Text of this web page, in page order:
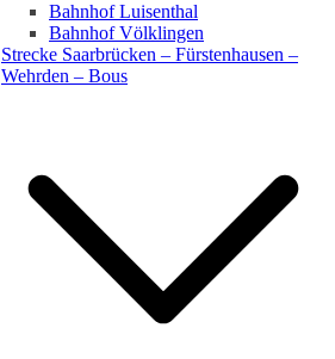
Bahnhof Luisenthal
Bahnhof Völklingen
Strecke Saarbrücken – Fürstenhausen –
Wehrden – Bous